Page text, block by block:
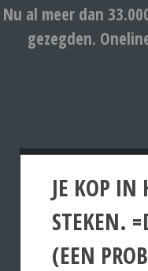
Nu al meer dan
gezegden.
JE KOP IN
STEKEN.
(EEN